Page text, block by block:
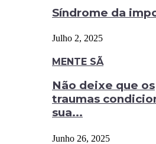
Síndrome da
Julho 2, 2025
MENTE SÃ
Não deixe que os
traumas
sua...
Junho 26, 2025